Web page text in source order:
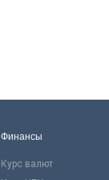
Финансы
Курс валют